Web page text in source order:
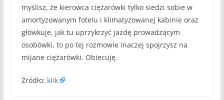
myślisz, że kierowca ciężarówki tylko siedzi sobie w
amortyzowanym fotelu i klimatyzowanej kabinie oraz
główkuje, jak tu uprzykrzyć jazdę prowadzącym
osobówki, to po tej rozmowie inaczej spojrzysz na
mijane ciężarówki. Obiecuję.
Źródło: klik